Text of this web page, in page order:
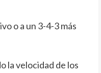
o a un 3-4-3 más
la velocidad de los